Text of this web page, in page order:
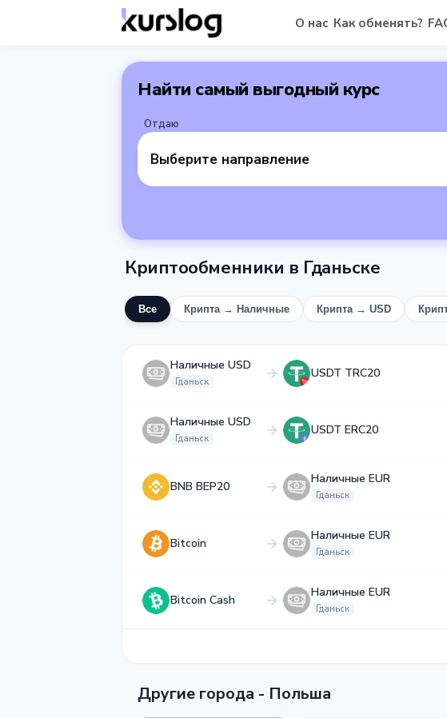
О нас Как обменять?
Найти самый выгодный курс
Отдаю
Выберите направление
Криптообменники в Гданьске
Все Крипта → Наличные Крипта → USD
Наличные USD
Гданьск
USDT TRC20
Наличные USD
Гданьск
USDT ERC20
BNB BEP20
Наличные EUR
Гданьск
Bitcoin
Наличные EUR
Гданьск
Bitcoin Cash
Наличные EUR
Гданьск
Другие города - Польша